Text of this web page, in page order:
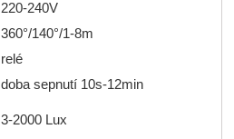
220-240V
360°/140°/1-8m
relé
doba sepnutí 10s-12min
3-2000 Lux